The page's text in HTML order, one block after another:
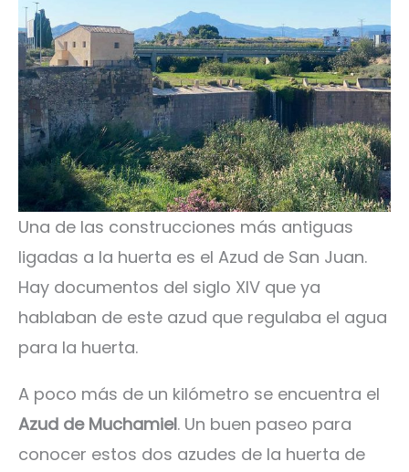
Una de las construcciones más antiguas
ligadas a la huerta es el Azud de San Juan.
Hay documentos del siglo XIV que ya
hablaban de este azud que regulaba el agua
para la huerta.
A poco más de un kilómetro se encuentra el
Azud de Muchamiel. Un buen paseo para
conocer estos dos azudes de la huerta de